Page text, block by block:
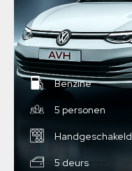
Benzine
5 personen
Handgeschakeld
5 deurs